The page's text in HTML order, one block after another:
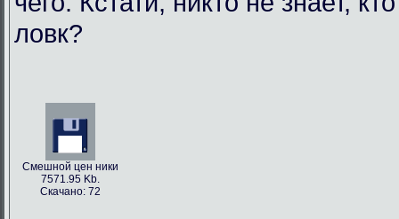
ловк?
Смешной цен ники
7571.95 Kb.
Скачано: 72